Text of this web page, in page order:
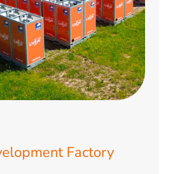
Factory